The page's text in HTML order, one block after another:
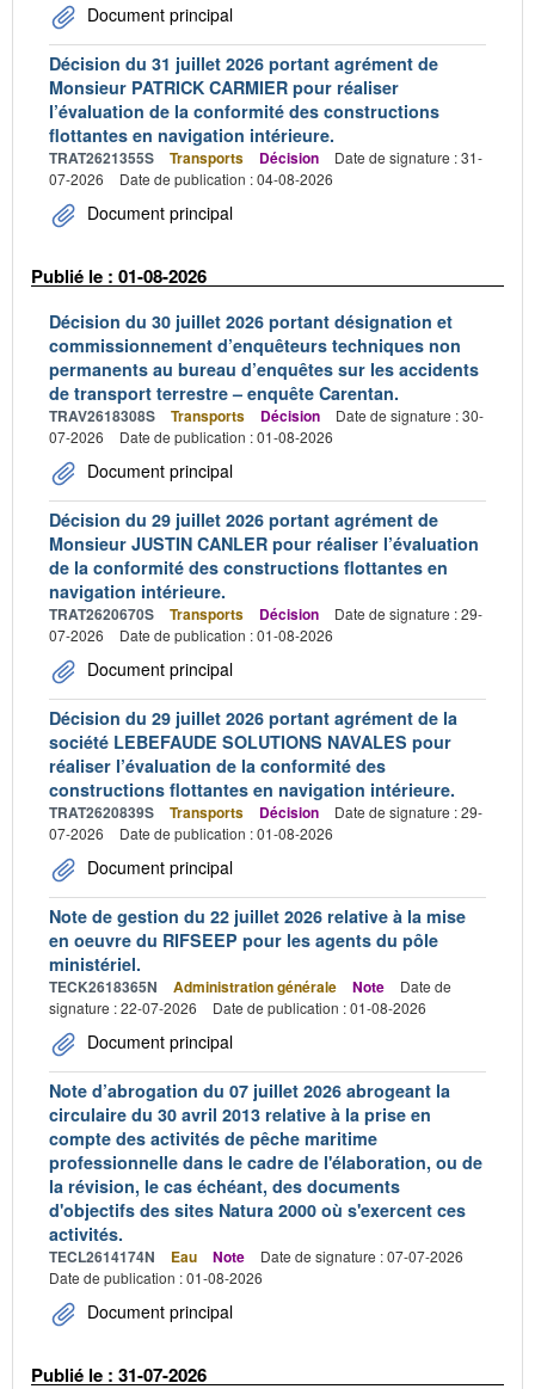
Document principal
Décision du 31 juillet 2026 portant agrément de
Monsieur PATRICK CARMIER pour réaliser
l’évaluation de la conformité des constructions
flottantes en navigation intérieure.
TRAT2621355S Transports Décision
Date de signature : 31-
07-2026
Date de publication : 04-08-2026
Document principal
Publié le : 01-08-2026
Décision du 30 juillet 2026 portant désignation et
commissionnement d’enquêteurs techniques non
permanents au bureau d’enquêtes sur les accidents
de transport terrestre – enquête Carentan.
TRAV2618308S Transports Décision
Date de signature : 30-
07-2026
Date de publication : 01-08-2026
Document principal
Décision du 29 juillet 2026 portant agrément de
Monsieur JUSTIN CANLER pour réaliser l’évaluation
de la conformité des constructions flottantes en
navigation intérieure.
TRAT2620670S Transports Décision
Date de signature : 29-
07-2026
Date de publication : 01-08-2026
Document principal
Décision du 29 juillet 2026 portant agrément de la
société LEBEFAUDE SOLUTIONS NAVALES pour
réaliser l’évaluation de la conformité des
constructions flottantes en navigation intérieure.
TRAT2620839S Transports Décision
Date de signature : 29-
07-2026
Date de publication : 01-08-2026
Document principal
Note de gestion du 22 juillet 2026 relative à la mise
en oeuvre du RIFSEEP pour les agents du pôle
ministériel.
TECK2618365N Administration générale Note
Date de
signature : 22-07-2026
Date de publication : 01-08-2026
Document principal
Note d’abrogation du 07 juillet 2026 abrogeant la
circulaire du 30 avril 2013 relative à la prise en
compte des activités de pêche maritime
professionnelle dans le cadre de l'élaboration, ou de
la révision, le cas échéant, des documents
d'objectifs des sites Natura 2000 où s'exercent ces
activités.
TECL2614174N Eau Note
Date de signature : 07-07-2026
Date de publication : 01-08-2026
Document principal
Publié le : 31-07-2026